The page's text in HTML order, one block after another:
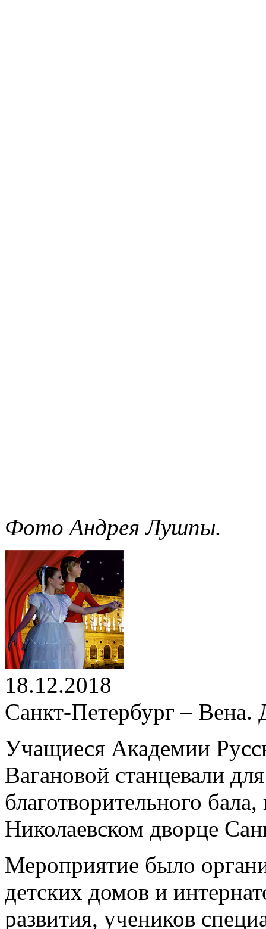
Фото Андрея Лушпы.
18.12.2018
Санкт-Петербург – Вена.
Учащиеся Академии
Вагановой станцевали
благотворительного
Николаевском дворце
Мероприятие было
детских домов и
развития, учеников